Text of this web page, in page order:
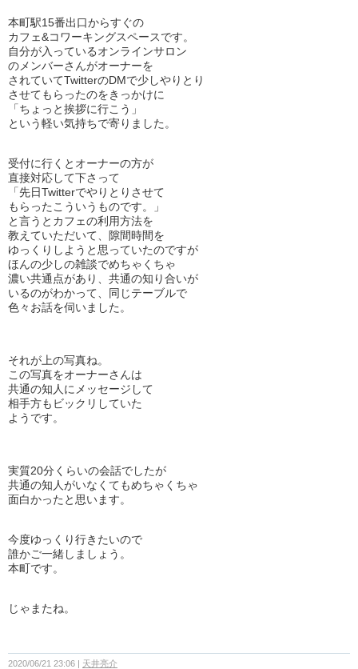
本町駅15番出口からすぐの
カフェ&コワーキングスペースです。
自分が入っているオンラインサロン
のメンバーさんがオーナーを
されていてTwitterのDMで少しやりとり
させてもらったのをきっかけに
「ちょっと挨拶に行こう」
という軽い気持ちで寄りました。
受付に行くとオーナーの方が
直接対応して下さって
「先日Twitterでやりとりさせて
もらったこういうものです。」
と言うとカフェの利用方法を
教えていただいて、隙間時間を
ゆっくりしようと思っていたのですが
ほんの少しの雑談でめちゃくちゃ
濃い共通点があり、共通の知り合いが
いるのがわかって、同じテーブルで
色々お話を伺いました。
それが上の写真ね。
この写真をオーナーさんは
共通の知人にメッセージして
相手方もビックリしていた
ようです。
実質20分くらいの会話でしたが
共通の知人がいなくてもめちゃくちゃ
面白かったと思います。
今度ゆっくり行きたいので
誰かご一緒しましょう。
本町です。
じゃまたね。
2020/06/21 23:06 天井亮介